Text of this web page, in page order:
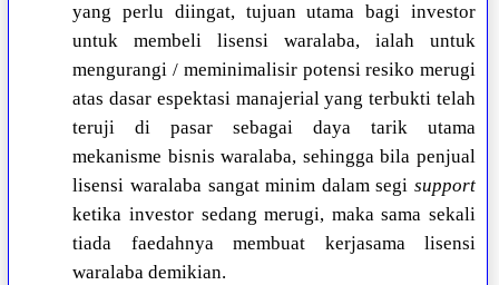
yang perlu diingat, tujuan utama bagi investor
untuk membeli lisensi waralaba, ialah untuk
mengurangi / meminimalisir potensi resiko merugi
atas dasar espektasi manajerial yang terbukti telah
teruji di pasar sebagai daya tarik utama
mekanisme bisnis waralaba, sehingga bila penjual
lisensi waralaba sangat minim dalam segi support
ketika investor sedang merugi, maka sama sekali
tiada faedahnya membuat kerjasama lisensi
waralaba demikian.